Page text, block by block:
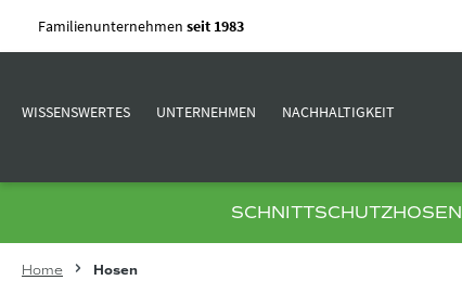
Hauptinhalt springen
Zur Suche springen
Zur Hauptnavigation springen
Familienunternehmen seit 1983
WISSENSWERTES UNTERNEHMEN NACHHALTIGKEIT
SCHNITTSCHUTZHOSEN
Home Hosen